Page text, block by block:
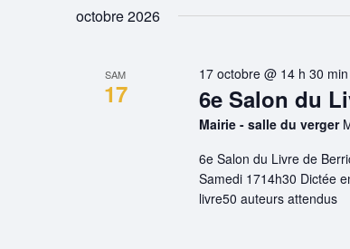
octobre 2026
SAM
17
17 octobre @ 14 h 30 min
6e Salon du
Mairie - salle du verger
6e Salon du Livre de
Samedi 1714h30 Dictée
livre50 auteurs attendus